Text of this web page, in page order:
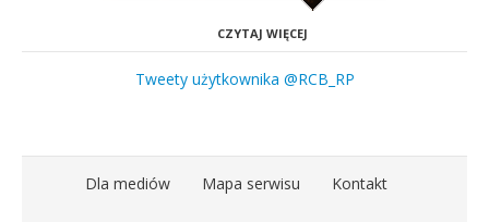
CZYTAJ WIĘCEJ
Tweety użytkownika @RCB_RP
Dla mediów Mapa serwisu Kontakt